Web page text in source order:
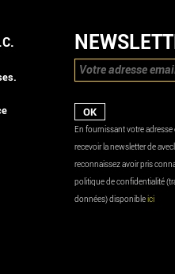
En fournissant votre
recevoir la newsletter de
reconnaissez avoir pris
politique de confidentialité
données) disponibleici